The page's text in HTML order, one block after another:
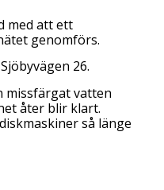
med att ett
genomförs.
26.
missfärgat vatten
åter blir klart.
så länge